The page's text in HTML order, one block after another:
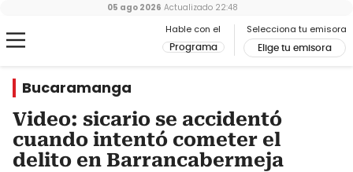
Hable con el
Programa
Selecciona tu emisora
Elige tu emisora
05 ago 2026 Actualizado 22:48
Bucaramanga
Video: sicario se accidentó
cuando intentó cometer el
delito en Barrancabermeja